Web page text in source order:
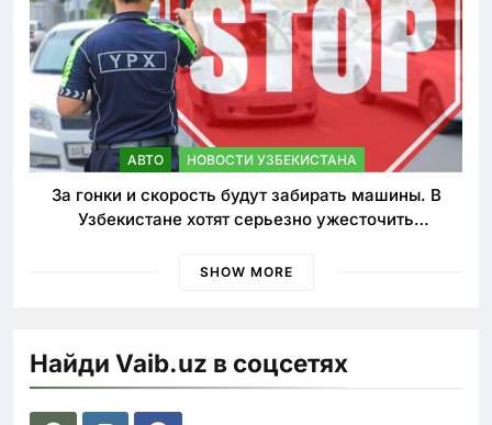
АВТО НОВОСТИ УЗБЕКИСТАНА
За гонки и скорость будут забирать машины. В
Узбекистане хотят серьезно ужесточить
SHOW MORE
Найди Vaib.uz в соцсетях